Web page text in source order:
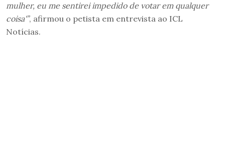
mulher, eu me sentirei impedido de votar em qualquer
coisa'”, afirmou o petista em entrevista ao ICL
Notícias.